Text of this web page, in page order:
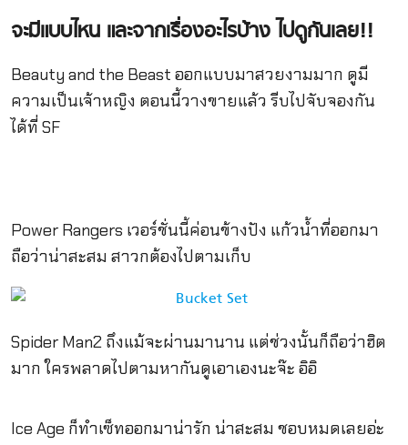
จะมีแบบไหน และจากเรื่องอะไรบ้าง ไปดูกันเลย!!
Beauty and the Beast ออกแบบมาสวยงามมาก ดูมี
ความเป็นเจ้าหญิง ตอนนี้วางขายแล้ว รีบไปจับจองกัน
ได้ที่ SF
Power Rangers เวอร์ชั่นนี้ค่อนข้างปัง แก้วน้ำที่ออกมา
ถือว่าน่าสะสม สาวกต้องไปตามเก็บ
Spider Man2 ถึงแม้จะผ่านมานาน แต่ช่วงนั้นก็ถือว่าฮิต
มาก ใครพลาดไปตามหากันดูเอาเองนะจ๊ะ อิอิ
Ice Age ก็ทำเซ็ทออกมาน่ารัก น่าสะสม ชอบหมดเลยอ่ะ